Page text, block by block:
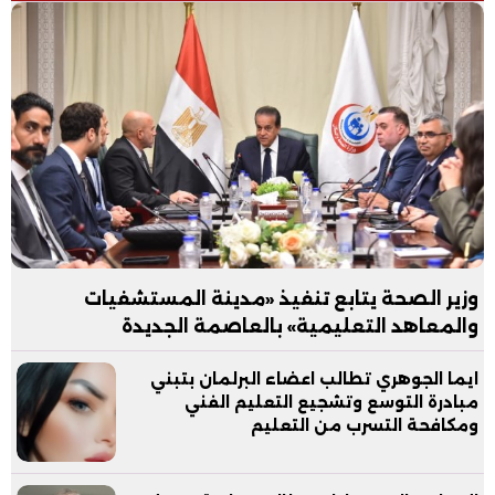
وزير الصحة يتابع تنفيذ «مدينة المستشفيات
والمعاهد التعليمية» بالعاصمة الجديدة
ايما الجوهري تطالب اعضاء البرلمان بتبني
مبادرة التوسع وتشجيع التعليم الفني
ومكافحة التسرب من التعليم